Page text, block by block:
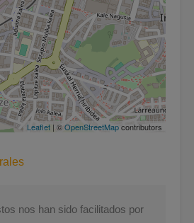
Leaflet | ©OpenStreetMapcontributors
nos han sido facilitados por